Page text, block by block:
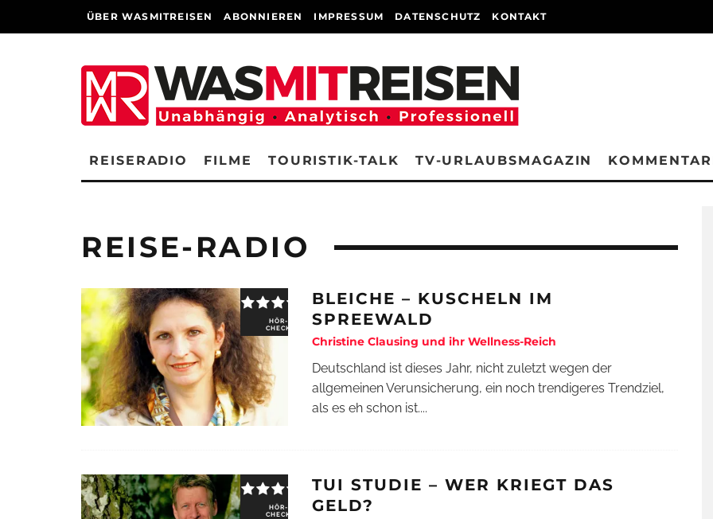
ÜBER WASMITREISEN ABONNIEREN IMPRESSUM DATENSCHUTZ KONTAKT
REISERADIO FILME TOURISTIK-TALK TV-URLAUBSMAGAZIN
REISE-RADIO
HÖR-
CHECK
BLEICHE – KUSCHELN IM
SPREEWALD
Christine Clausing und ihr Wellness-Reich
Deutschland ist dieses Jahr, nicht zuletzt wegen der
allgemeinen Verunsicherung, ein noch trendigeres Trendziel,
als es eh schon ist....
HÖR-
CHECK
TUI STUDIE – WER KRIEGT DAS
GELD?